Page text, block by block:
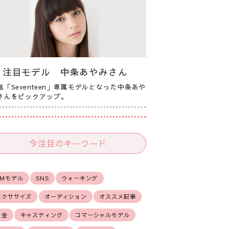
注目モデル 中条あやみさん
「Seventeen」専属モデルとなった中条あや
んをピックアップ。
今注目のキーワード
モデル SNS ウォーキング
クササイズ オーディション オススメ記事
金 キャスティング コマーシャルモデル